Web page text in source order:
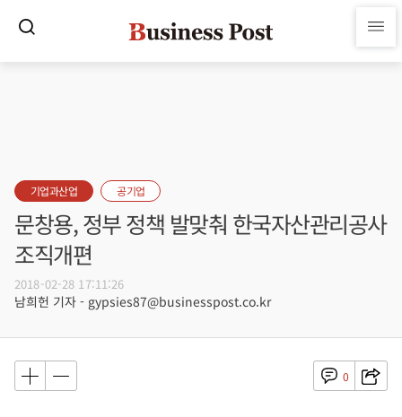
기업과산업 공기업
문창용, 정부 정책 발맞춰 한국자산관리공사
조직개편
2018-02-28 17:11:26
남희헌 기자 - gypsies87@businesspost.co.kr
0